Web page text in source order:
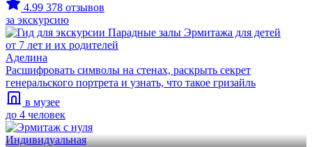
4.99 378 отзывов
за экскурсию
Аделина
Расшифровать символы на стенах, раскрыть секрет
генеральского портрета и узнать, что такое гризайль
в музее
до 4 человек
Индивидуальная